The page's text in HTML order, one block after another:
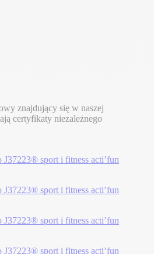
znajdujący się w naszej
certyfikaty niezależnego